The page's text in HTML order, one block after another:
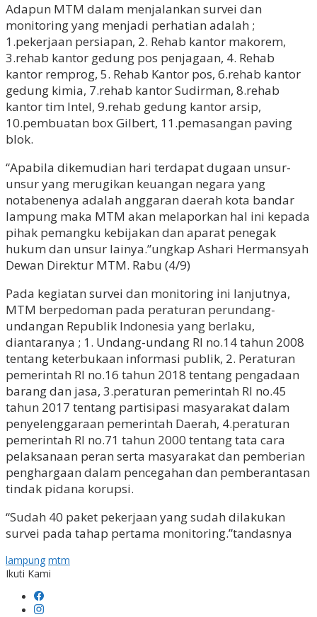
Adapun MTM dalam menjalankan survei dan
monitoring yang menjadi perhatian adalah ;
1.pekerjaan persiapan, 2. Rehab kantor makorem,
3.rehab kantor gedung pos penjagaan, 4. Rehab
kantor remprog, 5. Rehab Kantor pos, 6.rehab kantor
gedung kimia, 7.rehab kantor Sudirman, 8.rehab
kantor tim Intel, 9.rehab gedung kantor arsip,
10.pembuatan box Gilbert, 11.pemasangan paving
blok.
“Apabila dikemudian hari terdapat dugaan unsur-
unsur yang merugikan keuangan negara yang
notabenenya adalah anggaran daerah kota bandar
lampung maka MTM akan melaporkan hal ini kepada
pihak pemangku kebijakan dan aparat penegak
hukum dan unsur lainya.”ungkap Ashari Hermansyah
Dewan Direktur MTM. Rabu (4/9)
Pada kegiatan survei dan monitoring ini lanjutnya,
MTM berpedoman pada peraturan perundang-
undangan Republik Indonesia yang berlaku,
diantaranya ; 1. Undang-undang RI no.14 tahun 2008
tentang keterbukaan informasi publik, 2. Peraturan
pemerintah RI no.16 tahun 2018 tentang pengadaan
barang dan jasa, 3.peraturan pemerintah RI no.45
tahun 2017 tentang partisipasi masyarakat dalam
penyelenggaraan pemerintah Daerah, 4.peraturan
pemerintah RI no.71 tahun 2000 tentang tata cara
pelaksanaan peran serta masyarakat dan pemberian
penghargaan dalam pencegahan dan pemberantasan
tindak pidana korupsi.
“Sudah 40 paket pekerjaan yang sudah dilakukan
survei pada tahap pertama monitoring.”tandasnya
lampung mtm
Ikuti Kami